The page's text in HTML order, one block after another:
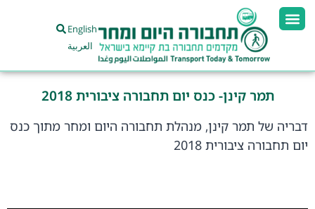
English
العربية
תמר קינן- כנס יום תחבורה ציבורית 2018
דבריה של תמר קינן, מנהלת תחבורה היום ומחר מתוך כנס
יום תחבורה ציבורית 2018